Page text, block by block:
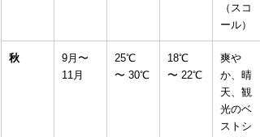
（スコ
ール）
秋
9月〜
11月
25℃
〜 30℃
18℃
〜 22℃
爽や
か、晴
天、観
光のベ
ストシ